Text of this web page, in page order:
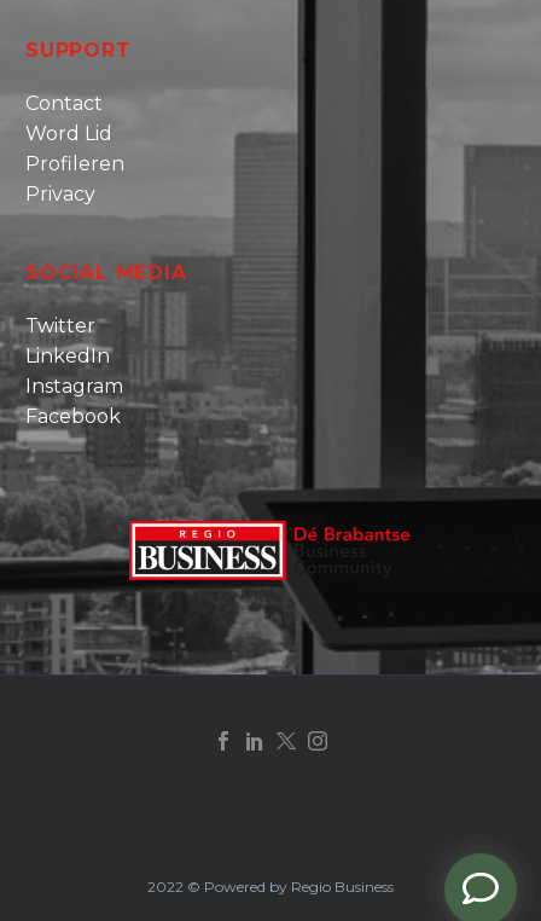
SUPPORT
Contact
Word Lid
Profileren
Privacy
SOCIAL MEDIA
Twitter
LinkedIn
Instagram
Facebook
2022 © Powered by Regio Business